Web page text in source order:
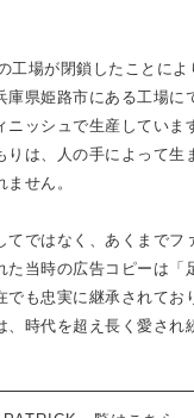
工場が閉鎖したことに
庫県姫路市にある工場に
ニッシュで生産していま
りは、人の手によって生
せん。
てではなく、あくまでフ
た当時の広告コピーは「
でも忠実に継承されてお
時代を超え長く愛され